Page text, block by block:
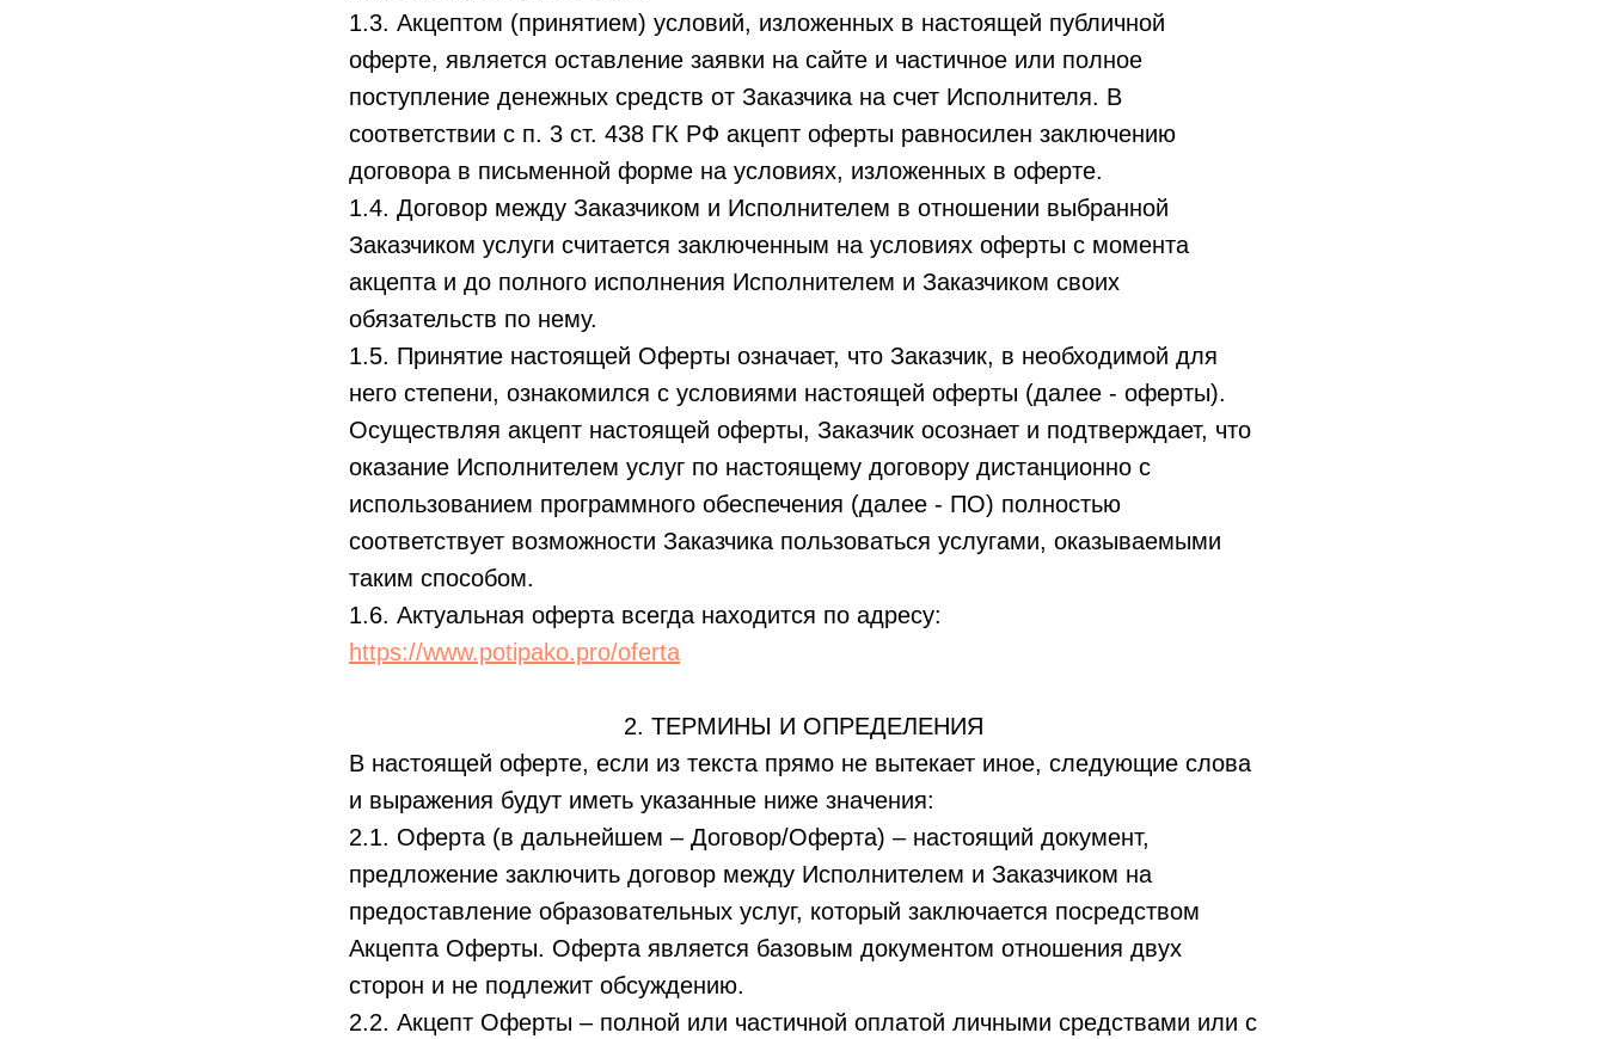
1.3. Акцептом (принятием) условий, изложенных в настоящей публичной
оферте, является оставление заявки на сайте и частичное или полное
поступление денежных средств от Заказчика на счет Исполнителя. В
соответствии с п. 3 ст. 438 ГК РФ акцепт оферты равносилен заключению
договора в письменной форме на условиях, изложенных в оферте.
1.4. Договор между Заказчиком и Исполнителем в отношении выбранной
Заказчиком услуги считается заключенным на условиях оферты с момента
акцепта и до полного исполнения Исполнителем и Заказчиком своих
обязательств по нему.
1.5. Принятие настоящей Оферты означает, что Заказчик, в необходимой для
него степени, ознакомился с условиями настоящей оферты (далее - оферты).
Осуществляя акцепт настоящей оферты, Заказчик осознает и подтверждает, что
оказание Исполнителем услуг по настоящему договору дистанционно с
использованием программного обеспечения (далее - ПО) полностью
соответствует возможности Заказчика пользоваться услугами, оказываемыми
таким способом.
1.6. Актуальная оферта всегда находится по адресу:
https://www.potipako.pro/oferta
2. ТЕРМИНЫ И ОПРЕДЕЛЕНИЯ
В настоящей оферте, если из текста прямо не вытекает иное, следующие слова
и выражения будут иметь указанные ниже значения:
2.1. Оферта (в дальнейшем – Договор/Оферта) – настоящий документ,
предложение заключить договор между Исполнителем и Заказчиком на
предоставление образовательных услуг, который заключается посредством
Акцепта Оферты. Оферта является базовым документом отношения двух
сторон и не подлежит обсуждению.
2.2. Акцепт Оферты – полной или частичной оплатой личными средствами или с